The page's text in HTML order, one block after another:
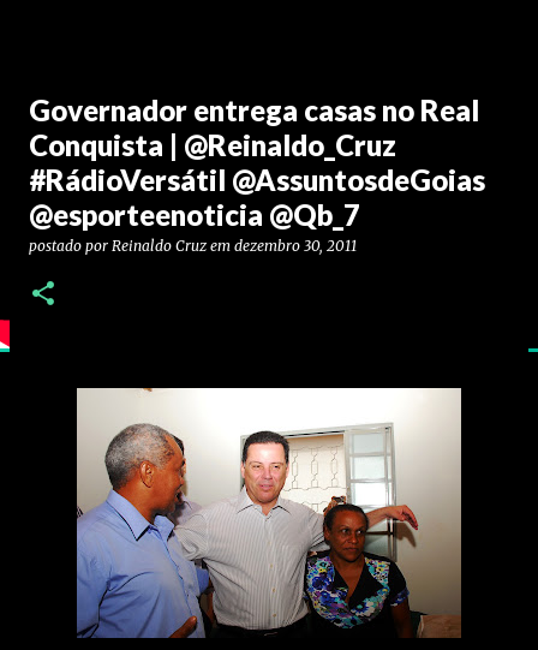
Governador entrega casas no Real
Conquista | @Reinaldo_Cruz
#RádioVersátil @AssuntosdeGoias
@esporteenoticia @Qb_7
postado por Reinaldo Cruz em dezembro 30, 2011